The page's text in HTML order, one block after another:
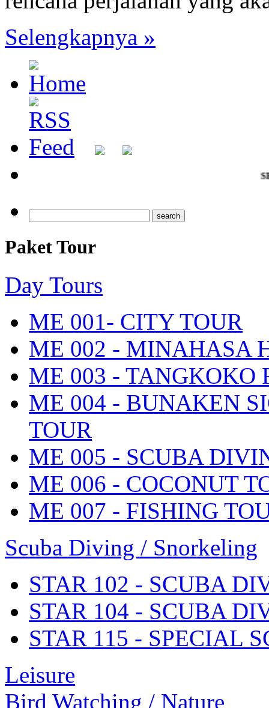
Selengkapnya »
SELAMAT
Paket Tour
Day Tours
ME 001- CITY TOUR
ME 002 - MINAHASA
ME 003 - TANGKOKO
ME 004 - BUNAKEN
TOUR
ME 005 - SCUBA
ME 006 - COCONUT
ME 007 - FISHING
Scuba Diving / Snorkeling
STAR 102 - SCUBA
STAR 104 - SCUBA
STAR 115 - SPECIAL
Leisure
Bird Watching / Nature